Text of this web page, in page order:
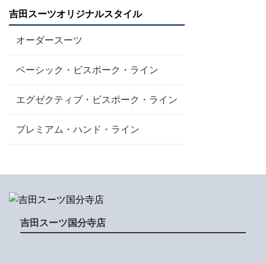
吉田スーツオリジナルスタイル
オーダースーツ
ベーシック・ビスポーク・ライン
エグゼクティブ・ビスポーク・ライン
プレミアム・ハンド・ライン
吉田スーツ国分寺店